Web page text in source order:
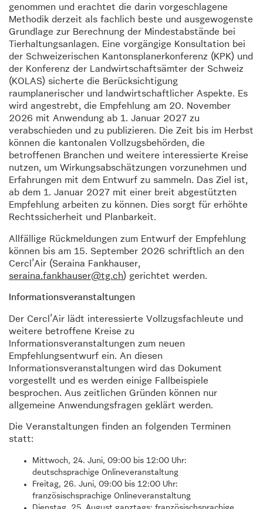
genommen und erachtet die darin vorgeschlagene
Methodik derzeit als fachlich beste und ausgewogenste
Grundlage zur Berechnung der Mindestabstände bei
Tierhaltungsanlagen. Eine vorgängige Konsultation bei
der Schweizerischen Kantonsplanerkonferenz (KPK) und
der Konferenz der Landwirtschaftsämter der Schweiz
(KOLAS) sicherte die Berücksichtigung
raumplanerischer und landwirtschaftlicher Aspekte. Es
wird angestrebt, die Empfehlung am 20. November
2026 mit Anwendung ab 1. Januar 2027 zu
verabschieden und zu publizieren. Die Zeit bis im Herbst
können die kantonalen Vollzugsbehörden, die
betroffenen Branchen und weitere interessierte Kreise
nutzen, um Wirkungsabschätzungen vorzunehmen und
Erfahrungen mit dem Entwurf zu sammeln. Das Ziel ist,
ab dem 1. Januar 2027 mit einer breit abgestützten
Empfehlung arbeiten zu können. Dies sorgt für erhöhte
Rechtssicherheit und Planbarkeit.
Allfällige Rückmeldungen zum Entwurf der Empfehlung
können bis am 15. September 2026 schriftlich an den
Cercl’Air (Seraina Fankhauser,
seraina.fankhauser@tg.ch) gerichtet werden.
Informationsveranstaltungen
Der Cercl’Air lädt interessierte Vollzugsfachleute und
weitere betroffene Kreise zu
Informationsveranstaltungen zum neuen
Empfehlungsentwurf ein. An diesen
Informationsveranstaltungen wird das Dokument
vorgestellt und es werden einige Fallbeispiele
besprochen. Aus zeitlichen Gründen können nur
allgemeine Anwendungsfragen geklärt werden.
Die Veranstaltungen finden an folgenden Terminen
statt:
Mittwoch, 24. Juni, 09:00 bis 12:00 Uhr:
deutschsprachige Onlineveranstaltung
Freitag, 26. Juni, 09:00 bis 12:00 Uhr:
französischsprachige Onlineveranstaltung